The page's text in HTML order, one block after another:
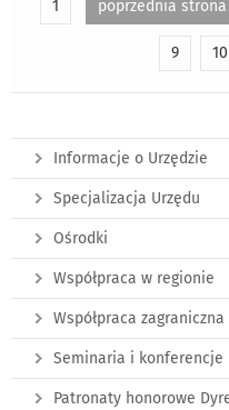
1 poprzednia strona
9 10
Informacje o Urzędzie
Specjalizacja Urzędu
Ośrodki
Współpraca w regionie
Współpraca zagraniczna
Seminaria i konferencje
Patronaty honorowe